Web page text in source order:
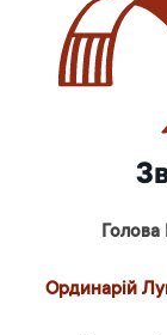
Голова
Ординарій